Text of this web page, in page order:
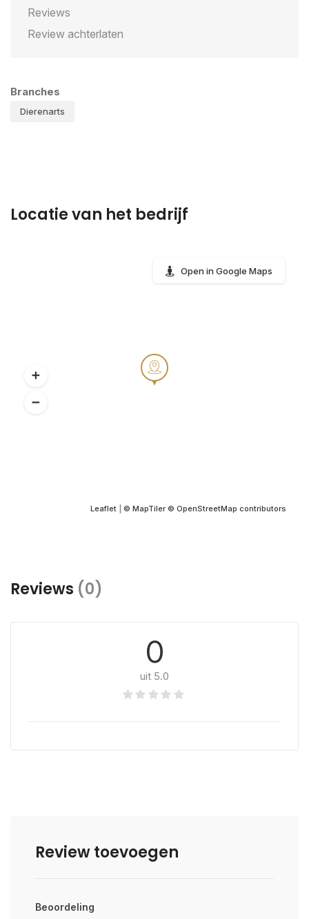
Reviews
Review achterlaten
Branches
Dierenarts
Locatie van het bedrijf
Leaflet © MapTiler © OpenStreetMap contributors
Open in Google Maps
Reviews (0)
0
uit 5.0
Review toevoegen
Beoordeling